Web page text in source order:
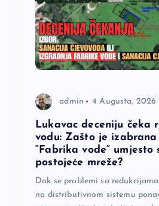
admin 4 Augusta, 2026
Lukavac deceniju čeka
vodu: Zašto je izabrana
“Fabrika vode” umjesto
postojeće mreže?
Dok se problemi sa
na distributivnom sistemu